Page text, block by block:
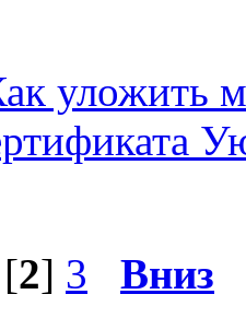
уложить
[2] 3 Вниз